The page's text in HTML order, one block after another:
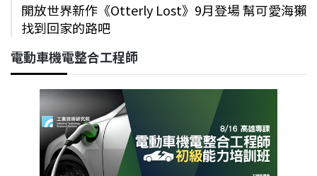
開放世界新作《Otterly Lost》9月登場 幫可愛海獺
找到回家的路吧
電動車機電整合工程師